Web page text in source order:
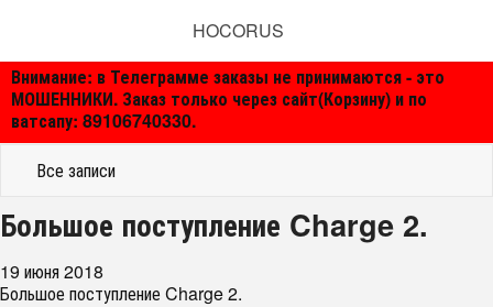
Внимание: в Телеграмме заказы не принимаются - это
МОШЕННИКИ. Заказ только через сайт(Корзину) и по
ватсапу: 89106740330.
HOCORUS
Все записи
​Большое поступление Charge 2.
19 июня 2018
Большое поступление Charge 2.